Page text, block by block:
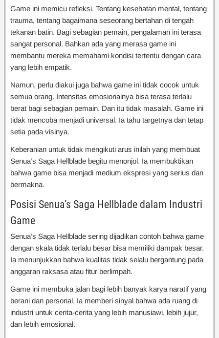
Game ini memicu refleksi. Tentang kesehatan mental, tentang
trauma, tentang bagaimana seseorang bertahan di tengah
tekanan batin. Bagi sebagian pemain, pengalaman ini terasa
sangat personal. Bahkan ada yang merasa game ini
membantu mereka memahami kondisi tertentu dengan cara
yang lebih empatik.
Namun, perlu diakui juga bahwa game ini tidak cocok untuk
semua orang. Intensitas emosionalnya bisa terasa terlalu
berat bagi sebagian pemain. Dan itu tidak masalah. Game ini
tidak mencoba menjadi universal. Ia tahu targetnya dan tetap
setia pada visinya.
Keberanian untuk tidak mengikuti arus inilah yang membuat
Senua’s Saga Hellblade begitu menonjol. Ia membuktikan
bahwa game bisa menjadi medium ekspresi yang serius dan
bermakna.
Posisi Senua’s Saga Hellblade dalam Industri
Game
Senua’s Saga Hellblade sering dijadikan contoh bahwa game
dengan skala tidak terlalu besar bisa memiliki dampak besar.
Ia menunjukkan bahwa kualitas tidak selalu bergantung pada
anggaran raksasa atau fitur berlimpah.
Game ini membuka jalan bagi lebih banyak karya naratif yang
berani dan personal. Ia memberi sinyal bahwa ada ruang di
industri untuk cerita-cerita yang lebih manusiawi, lebih jujur,
dan lebih emosional.